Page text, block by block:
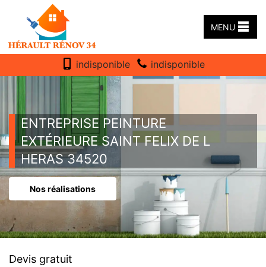
MENU
indisponible indisponible
ENTREPRISE PEINTURE
EXTÉRIEURE SAINT FELIX DE L
HERAS 34520
Nos réalisations
Devis gratuit